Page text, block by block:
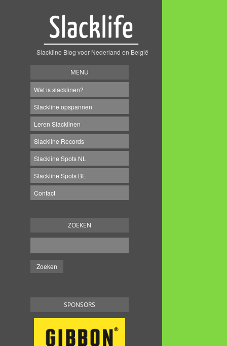
Slackline Blog voor Nederland en België
MENU
Wat is slacklinen?
Slackline opspannen
Leren Slacklinen
Slackline Records
Slackline Spots NL
Slackline Spots BE
Contact
ZOEKEN
SPONSORS